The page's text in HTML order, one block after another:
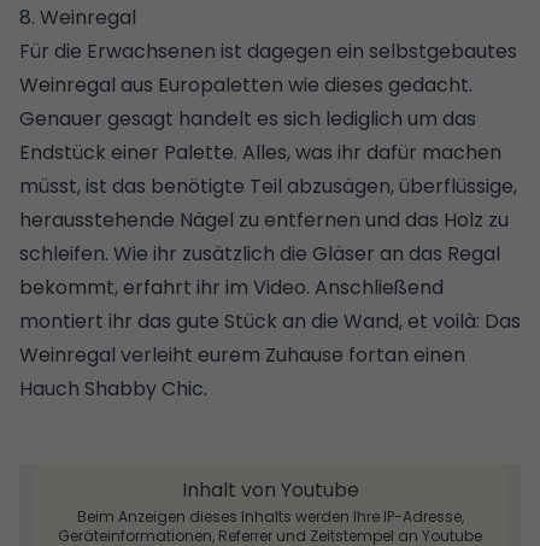
8. Weinregal
Für die Erwachsenen ist dagegen ein selbstgebautes
Weinregal aus Europaletten wie dieses gedacht.
Genauer gesagt handelt es sich lediglich um das
Endstück einer Palette. Alles, was ihr dafür machen
müsst, ist das benötigte Teil abzusägen, überflüssige,
herausstehende Nägel zu entfernen und das Holz zu
schleifen. Wie ihr zusätzlich die Gläser an das Regal
bekommt, erfahrt ihr im Video. Anschließend
montiert ihr das gute Stück an die Wand, et voilà: Das
Weinregal verleiht eurem Zuhause fortan einen
Hauch Shabby Chic.
Inhalt von Youtube
Beim Anzeigen dieses Inhalts werden Ihre IP-Adresse,
Geräteinformationen, Referrer und Zeitstempel an Youtube